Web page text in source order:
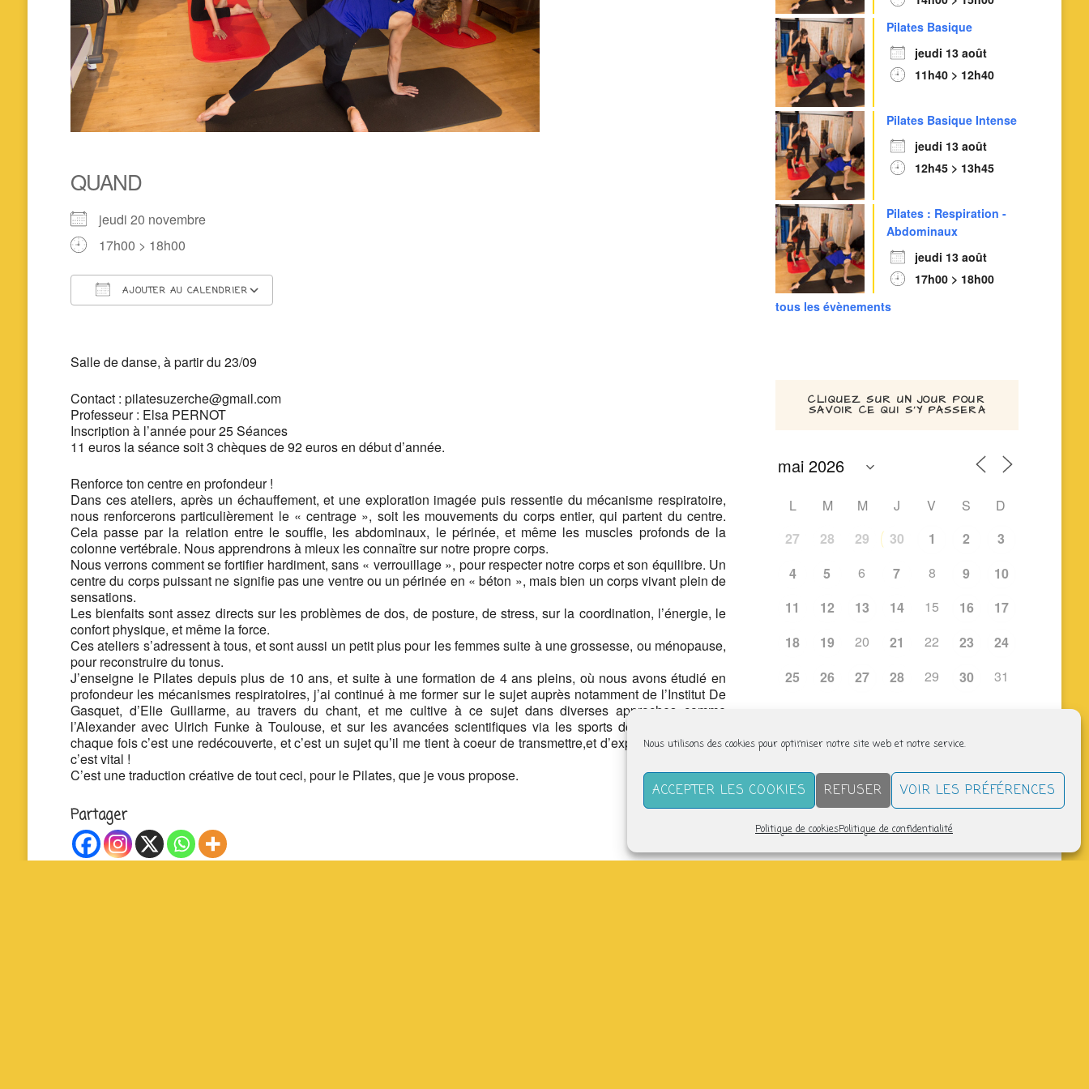
Nous utilisons des cookies pour optimiser notre site web et notre service.
ACCEPTER LES COOKIES REFUSER VOIR LES PRÉFÉRENCES
Politique de cookiesPolitique de confidentialité
QUAND
jeudi 20 novembre
17h00 > 18h00
AJOUTER AU CALENDRIER
Salle de danse, à partir du 23/09
Contact : pilatesuzerche@gmail.com
Professeur : Elsa PERNOT
Inscription à l’année pour 25 Séances
11 euros la séance soit 3 chèques de 92 euros en début d’année.
Renforce ton centre en profondeur !
Dans ces ateliers, après un échauffement, et une exploration imagée puis ressentie du mécanisme respiratoire,
nous renforcerons particulièrement le « centrage », soit les mouvements du corps entier, qui partent du centre.
Cela passe par la relation entre le souffle, les abdominaux, le périnée, et même les muscles profonds de la
colonne vertébrale. Nous apprendrons à mieux les connaître sur notre propre corps.
Nous verrons comment se fortifier hardiment, sans « verrouillage », pour respecter notre corps et son équilibre. Un
centre du corps puissant ne signifie pas une ventre ou un périnée en « béton », mais bien un corps vivant plein de
sensations.
Les bienfaits sont assez directs sur les problèmes de dos, de posture, de stress, sur la coordination, l’énergie, le
confort physique, et même la force.
Ces ateliers s’adressent à tous, et sont aussi un petit plus pour les femmes suite à une grossesse, ou ménopause,
pour reconstruire du tonus.
J’enseigne le Pilates depuis plus de 10 ans, et suite à une formation de 4 ans pleins, où nous avons étudié en
profondeur les mécanismes respiratoires, j’ai continué à me former sur le sujet auprès notamment de l’Institut De
Gasquet, d’Elie Guillarme, au travers du chant, et me cultive à ce sujet dans diverses approches comme
l’Alexander avec Ulrich Funke à Toulouse, et sur les avancées scientifiques via les sports de haut niveau. A
chaque fois c’est une redécouverte, et c’est un sujet qu’il me tient à coeur de transmettre,et d’explorer encore, car
c’est vital !
C’est une traduction créative de tout ceci, pour le Pilates, que je vous propose.
Partager
Pilates Basique
jeudi 13 août
11h40 > 12h40
Pilates Basique Intense
jeudi 13 août
12h45 > 13h45
Pilates : Respiration -
Abdominaux
jeudi 13 août
17h00 > 18h00
tous les évènements
CLIQUEZ SUR UN JOUR POUR
SAVOIR CE QUI S’Y PASSERA
L M M J V S
D
27
28 29 30 1 2
3
4
5 6 7 8 9
10
11
12 13 14 15 16
17
18
19 20 21 22 23
24
25
26 27 28 29 30 31